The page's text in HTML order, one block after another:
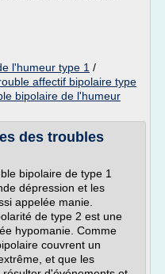
l'humeur type 1 /
affectif bipolaire type
bipolaire de l'humeur
des troubles
bipolaire de type 1
dépression et les
appelée manie.
de type 2 est une
hypomanie. Comme
couvrent un
et que les